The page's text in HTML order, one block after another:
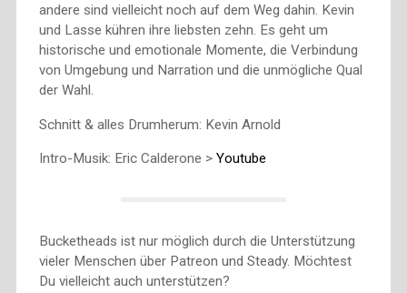
andere sind vielleicht noch auf dem Weg dahin. Kevin
und Lasse kühren ihre liebsten zehn. Es geht um
historische und emotionale Momente, die Verbindung
von Umgebung und Narration und die unmögliche Qual
der Wahl.
Schnitt & alles Drumherum: Kevin Arnold
Intro-Musik: Eric Calderone > Youtube
Bucketheads ist nur möglich durch die Unterstützung
vieler Menschen über Patreon und Steady. Möchtest
Du vielleicht auch unterstützen?